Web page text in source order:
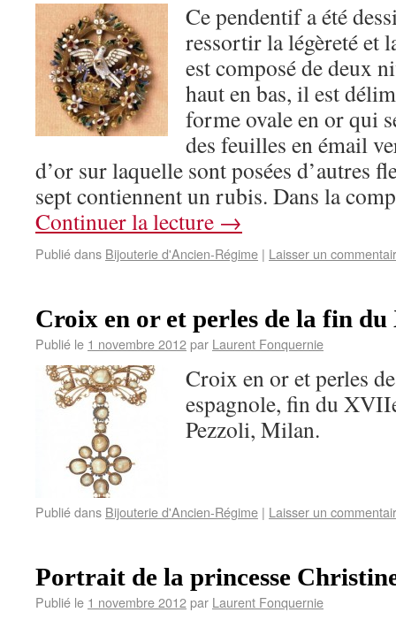
Ce pendentif a été
ressortir la légèreté et
est composé de deux
haut en bas, il est
forme ovale en or qui
des feuilles en émail
d’or sur laquelle sont posées d’autres
sept contiennent un rubis. Dans la
Continuer la lecture →
Publié dans Bijouterie d'Ancien-Régime | Laisser un
Croix en or et perles de la fin
Publié le 1 novembre 2012par Laurent Fonquernie
Croix en or et perles
espagnole, fin du
Pezzoli, Milan.
Publié dans Bijouterie d'Ancien-Régime | Laisser un
Portrait de la princesse
Publié le 1 novembre 2012par Laurent Fonquernie